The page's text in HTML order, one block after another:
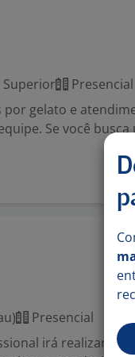
Superior
Presencial
por gelato e
Se você busca
Presencial
irá realizar